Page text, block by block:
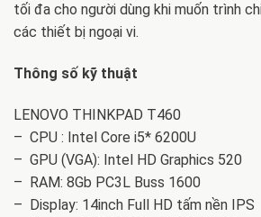
tối đa cho người dùng khi muốn trình
các thiết bị ngoại vi.
Thông số kỹ thuật
LENOVO THINKPAD T460
– CPU : Intel Core i5* 6200U
– GPU (VGA): Intel HD Graphics 520
– RAM: 8Gb PC3L Buss 1600
– Display: 14inch Full HD tấm nền IPS